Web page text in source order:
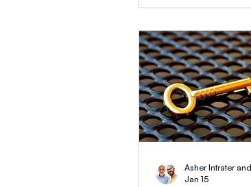
終的にどのように
ム)の一般的な言葉
せん！雅歌以外で
ことが言える書物
面的には、この物
古代政治ロマンス
神の名(YHVH)は
ん。そして神(エロ
及されていません
と、この物語は政
ます――王室の宴、
Asher Intrater
Jan 15